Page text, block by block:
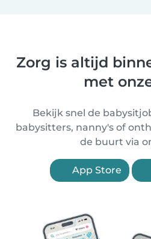
Zorg is altijd
met
Bekijk snel de
babysitters, nanny's of
de buurt via
App Store